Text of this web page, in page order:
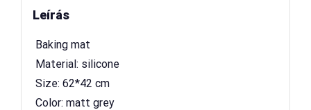
Leírás
 Baking mat
 Material: silicone
 Size: 62*42 cm
 Color: matt grey